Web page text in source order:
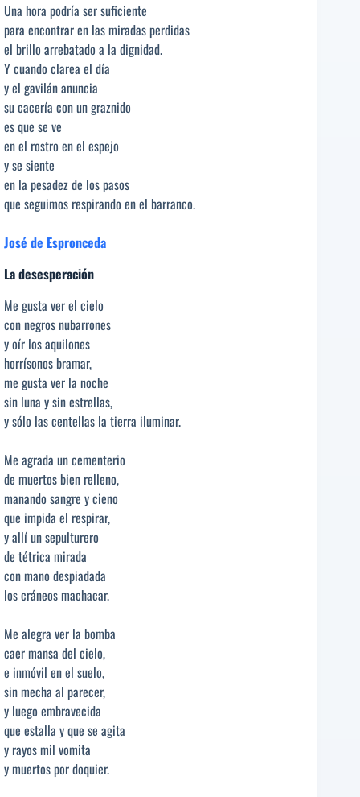
Una hora podría ser suficiente
para encontrar en las miradas perdidas
el brillo arrebatado a la dignidad.
Y cuando clarea el día
y el gavilán anuncia
su cacería con un graznido
es que se ve
en el rostro en el espejo
y se siente
en la pesadez de los pasos
que seguimos respirando en el barranco.
José de Espronceda
La desesperación
Me gusta ver el cielo
con negros nubarrones
y oír los aquilones
horrísonos bramar,
me gusta ver la noche
sin luna y sin estrellas,
y sólo las centellas la tierra iluminar.
Me agrada un cementerio
de muertos bien relleno,
manando sangre y cieno
que impida el respirar,
y allí un sepulturero
de tétrica mirada
con mano despiadada
los cráneos machacar.
Me alegra ver la bomba
caer mansa del cielo,
e inmóvil en el suelo,
sin mecha al parecer,
y luego embravecida
que estalla y que se agita
y rayos mil vomita
y muertos por doquier.